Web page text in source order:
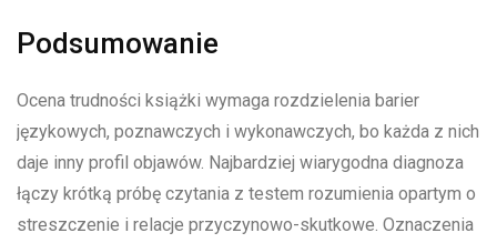
Podsumowanie
Ocena trudności książki wymaga rozdzielenia barier
językowych, poznawczych i wykonawczych, bo każda z nich
daje inny profil objawów. Najbardziej wiarygodna diagnoza
łączy krótką próbę czytania z testem rozumienia opartym o
streszczenie i relacje przyczynowo-skutkowe. Oznaczenia